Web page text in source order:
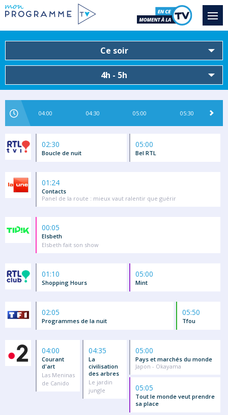
Ce soir
4h - 5h
04:00 04:30 05:00 05:30
02:30
Boucle de nuit
05:00
Bel RTL
01:24
Contacts
Panel de la route : mieux vaut ralentir que guérir
00:05
Elsbeth
Elsbeth fait son show
01:10
Shopping Hours
05:00
Mint
02:05
Programmes de la nuit
05:50
Tfou
04:00
Courant
d'art
Las Meninas
de Canido
04:35
La
civilisation
des arbres
Le jardin
jungle
05:00
Pays et marchés du monde
Japon - Okayama
05:05
Tout le monde veut prendre
sa place